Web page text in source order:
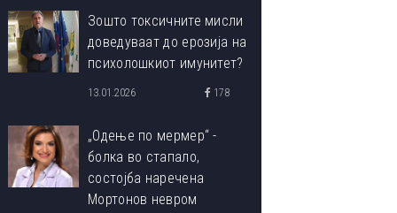
Зошто токсичните мисли
доведуваат до ерозија на
психолошкиот имунитет?
13.01.2026 178
„Одење по мермер“ -
болка во стапало,
состојба наречена
Мортонов невром